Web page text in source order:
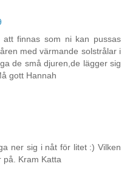
finnas som ni kan pussas
med värmande solstrålar i
de små djuren,de lägger sig
gott Hannah
ner sig i nåt för litet :) Vilken
på. Kram Katta